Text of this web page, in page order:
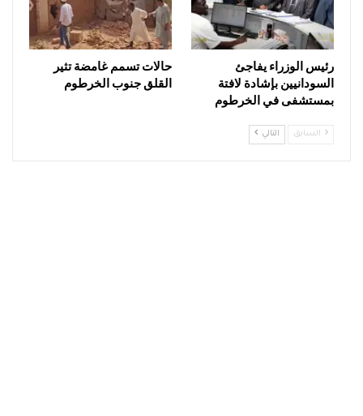
رئيس الوزراء يفاجئ
السودانيين بإشادة لافتة
بمستشفى في الخرطوم
حالات تسمم غامضة تثير
القلق جنوب الخرطوم
السابق التالي